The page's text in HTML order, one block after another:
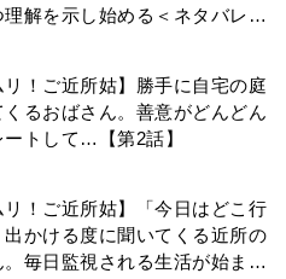
理解を示し始める＜ネタバレあ
リ！ご近所姑】勝手に自宅の庭
るおばさん。善意がどんどん
ートして…【第2話】
リ！ご近所姑】「今日はどこ行
出かける度に聞いてくる近所の
。毎日監視される生活が始ま